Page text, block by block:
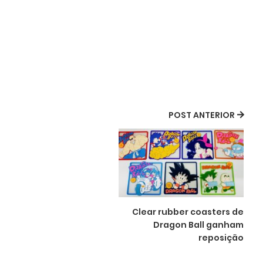
POST ANTERIOR
Clear rubber coasters de
Dragon Ball ganham
reposição